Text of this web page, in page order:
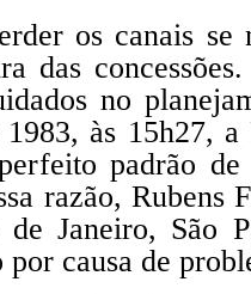
os canais se
das
no
às 15h27,
padrão
razão,
Janeiro, São
causa de